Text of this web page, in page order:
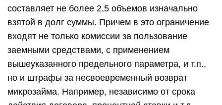
рублей с клиента.
Ограничен круг лиц, имеющих право вести
микрофинансовую деятельность. Для
заключения договора микрозайма теперь
необходимо официально выделять свою
профессиональную деятельность –
предоставление потребительских займов. Проще